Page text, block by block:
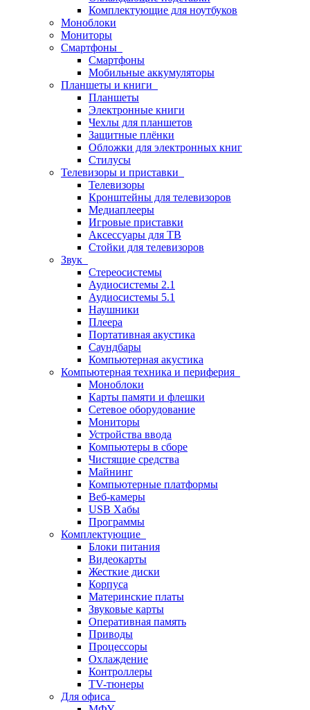
Комплектующие для ноутбуков
Моноблоки
Мониторы
Смартфоны
Смартфоны
Мобильные аккумуляторы
Планшеты и книги
Планшеты
Электронные книги
Чехлы для планшетов
Защитные плёнки
Обложки для электронных книг
Стилусы
Телевизоры и приставки
Телевизоры
Кронштейны для телевизоров
Медиаплееры
Игровые приставки
Аксессуары для ТВ
Стойки для телевизоров
Звук
Стереосистемы
Аудиосистемы 2.1
Аудиосистемы 5.1
Наушники
Плеера
Портативная акустика
Саундбары
Компьютерная акустика
Компьютерная техника и периферия
Моноблоки
Карты памяти и флешки
Сетевое оборудование
Мониторы
Устройства ввода
Компьютеры в сборе
Чистящие средства
Майнинг
Компьютерные платформы
Веб-камеры
USB Хабы
Программы
Комплектующие
Блоки питания
Видеокарты
Жесткие диски
Корпуса
Материнские платы
Звуковые карты
Оперативная память
Приводы
Процессоры
Охлаждение
Контроллеры
TV-тюнеры
Для офиса